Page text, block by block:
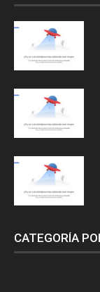
CATEGORÍA